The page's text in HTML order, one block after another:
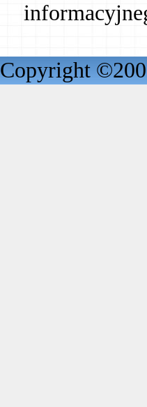
Copyright